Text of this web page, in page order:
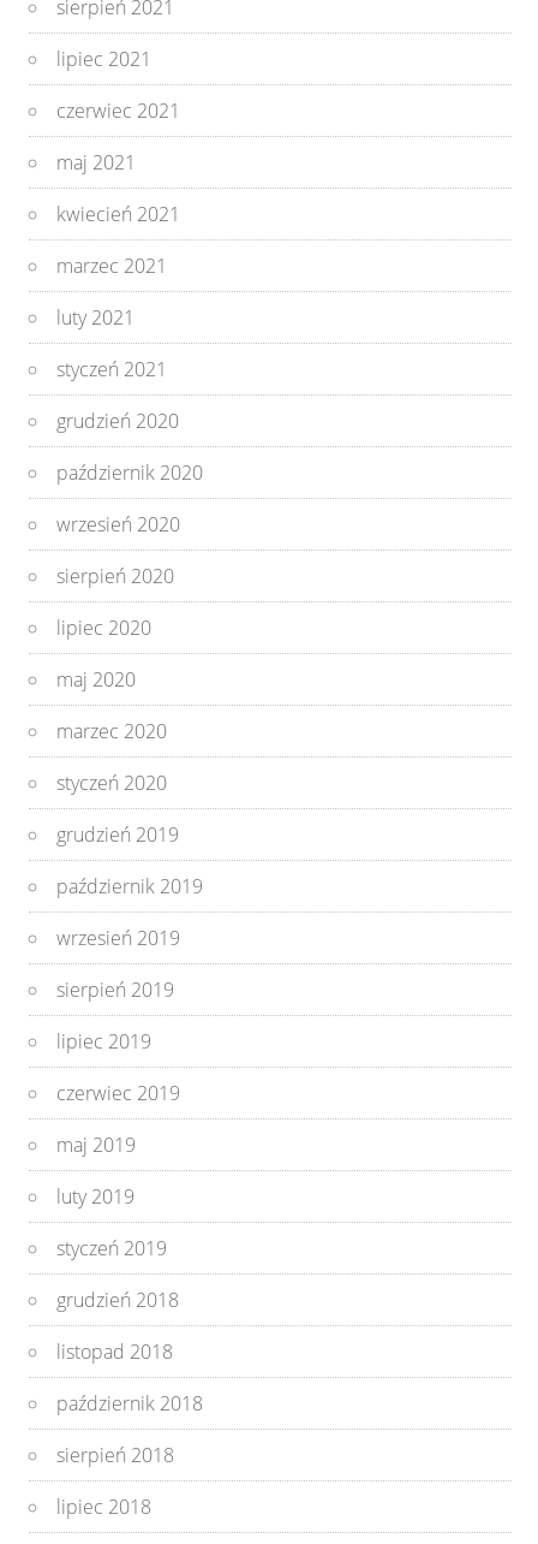
sierpień 2021
lipiec 2021
czerwiec 2021
maj 2021
kwiecień 2021
marzec 2021
luty 2021
styczeń 2021
grudzień 2020
październik 2020
wrzesień 2020
sierpień 2020
lipiec 2020
maj 2020
marzec 2020
styczeń 2020
grudzień 2019
październik 2019
wrzesień 2019
sierpień 2019
lipiec 2019
czerwiec 2019
maj 2019
luty 2019
styczeń 2019
grudzień 2018
listopad 2018
październik 2018
sierpień 2018
lipiec 2018